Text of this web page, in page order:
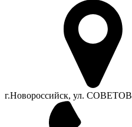
г.Новороссийск, ул.